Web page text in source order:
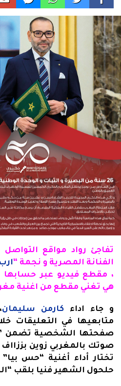
تفاجئ رواد مواقع التواصل
الفنانة المصرية و نجمة “
، مقطع فيديو عبر
هي تغني مقطع من اغنية
و جاء اداءكارمن سليمان
متابعيها في التعليقات
صفحتها الشخصية تضمن ”
صوتك بالمغربي زوين بززااف
تختار أداء أغنية “حس
حلحول الشهير فنيا بلقب